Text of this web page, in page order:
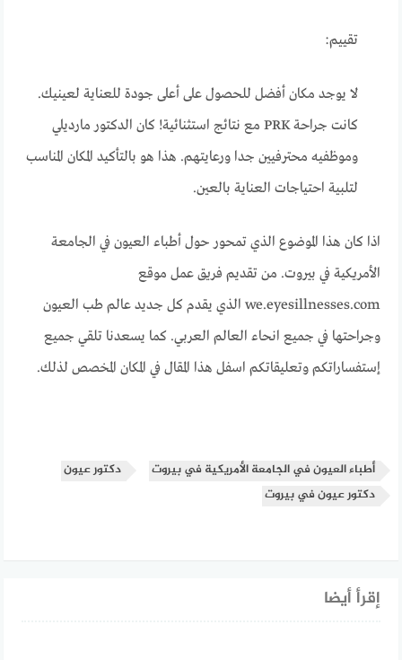
تقييم:
لا يوجد مكان أفضل للحصول على أعلى جودة للعناية لعينيك.
كانت جراحة PRK مع نتائج استثنائية! كان الدكتور مارديلي
وموظفيه محترفيين جدا ورعايتهم. هذا هو بالتأكيد المكان المناسب
لتلبية احتياجات العناية بالعين.
اذا كان هذا الموضوع الذي تمحور حول أطباء العيون في الجامعة
الأمريكية في بيروت. من تقديم فريق عمل موقع
we.eyesillnesses.com الذي يقدم كل جديد عالم طب العيون
وجراحتها في جميع انحاء العالم العربي. كما يسعدنا تلقي جميع
إستفساراتكم وتعليقاتكم اسفل هذا المقال في المكان المخصص لذلك.
أطباء العيون في الجامعة الأمريكية في بيروت
دكتور عيون
دكتور عيون في بيروت
إقرأ أيضا